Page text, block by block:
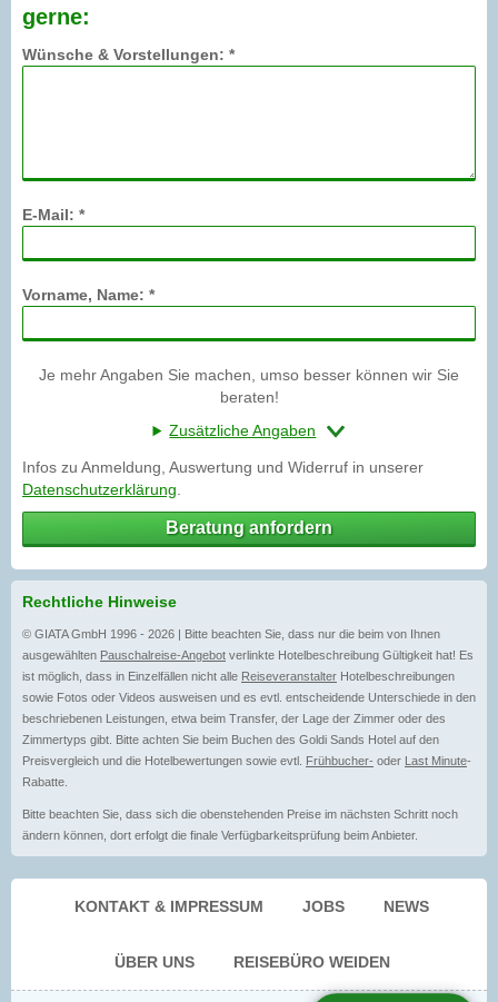
gerne:
Wünsche & Vorstellungen: *
E-Mail: *
Vorname, Name: *
Je mehr Angaben Sie machen, umso besser können wir Sie
beraten!
Zusätzliche Angaben
Infos zu Anmeldung, Auswertung und Widerruf in unserer
Datenschutzerklärung
Beratung anfordern
Rechtliche Hinweise
© GIATA GmbH 1996 - 2026 | Bitte beachten Sie, dass nur die beim von Ihnen
ausgewählten Pauschalreise-Angebot verlinkte Hotelbeschreibung Gültigkeit hat! Es
ist möglich, dass in Einzelfällen nicht alle Reiseveranstalter Hotelbeschreibungen
sowie Fotos oder Videos ausweisen und es evtl. entscheidende Unterschiede in den
beschriebenen Leistungen, etwa beim Transfer, der Lage der Zimmer oder des
Zimmertyps gibt. Bitte achten Sie beim Buchen des Goldi Sands Hotel auf den
Preisvergleich und die Hotelbewertungen sowie evtl. Frühbucher- oder Last Minute-
Rabatte.
Bitte beachten Sie, dass sich die obenstehenden Preise im nächsten Schritt noch
ändern können, dort erfolgt die finale Verfügbarkeitsprüfung beim Anbieter.
KONTAKT & IMPRESSUM JOBS NEWS
ÜBER UNS REISEBÜRO WEIDEN